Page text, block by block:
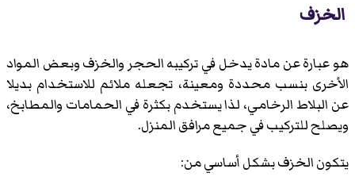
الخزف
هو عبارة عن مادة يدخل في تركيبه الحجر والخزف وبعض المواد
الأخرى بنسب محددة ومعينة، تجعله ملائم للاستخدام بديلا
عن البلاط الرخامي، لذا يستخدم بكثرة في الحمامات والمطابخ،
ويصلح للتركيب في جميع مرافق المنزل.
يتكون الخزف بشكل أساسي من: